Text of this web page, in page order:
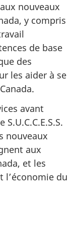
nouveaux
y compris
de base
des
les aider à se
avant
nouveaux
aux
et les
l’économie du